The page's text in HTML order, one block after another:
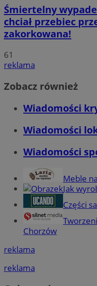
Śmiertelny
chciał przebiec
zakorkowana!
61
reklama
Zobacz również
Wiadomości
Wiadomości
Wiadomości
Meble
Jak
Części
Chorzów
reklama
reklama